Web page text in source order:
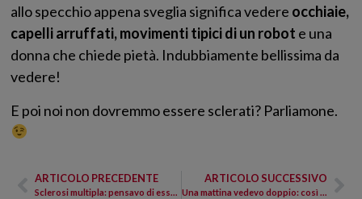
allo specchio appena sveglia significa vedere occhiaie,
capelli arruffati, movimenti tipici di un robot e una
donna che chiede pietà. Indubbiamente bellissima da
vedere!
E poi noi non dovremmo essere sclerati? Parliamone.
ARTICOLO PRECEDENTE
Sclerosi multipla: pensavo di essere diversa dagli altri
ARTICOLO SUCCESSIVO
Una mattina vedevo doppio: così è arrivata la sclerosi multipla